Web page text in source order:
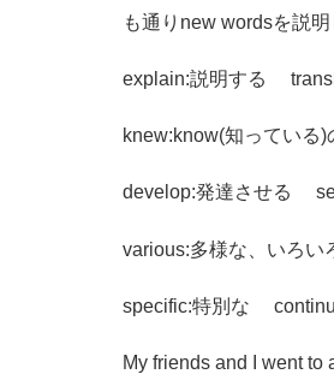
も通りnew wordsを説明
explain:説明する
knew:know(知ってい
develop:発達させる
various:多様な、いろ
specific:特別な
My friends and I went to